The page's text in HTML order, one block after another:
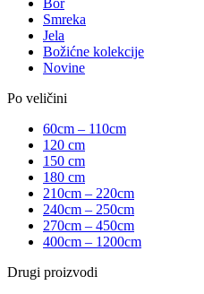
Bor
Smreka
Jela
Božićne kolekcije
Novine
Po veličini
60cm – 110cm
120 cm
150 cm
180 cm
210cm – 220cm
240cm – 250cm
270cm – 450cm
400cm – 1200cm
Drugi proizvodi